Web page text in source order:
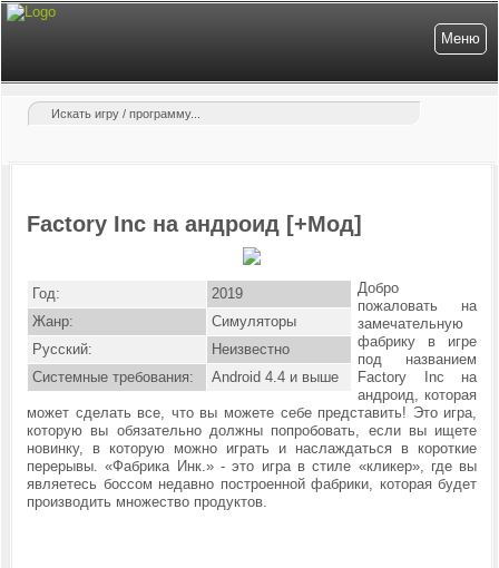
Меню
Factory Inc на андроид [+Мод]
Год:
2019
Жанр:
Симуляторы
Русский:
Неизвестно
Системные требования:
Android 4.4 и выше
Добро
пожаловать на
замечательную
фабрику в игре
под названием
Factory Inc на
андроид, которая
может сделать все, что вы можете себе представить! Это игра,
которую вы обязательно должны попробовать, если вы ищете
новинку, в которую можно играть и наслаждаться в короткие
перерывы. «Фабрика Инк.» - это игра в стиле «кликер», где вы
являетесь боссом недавно построенной фабрики, которая будет
производить множество продуктов.